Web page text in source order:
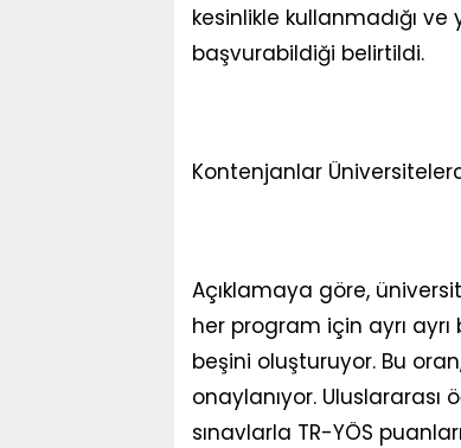
kesinlikle kullanmadığı ve
başvurabildiği belirtildi.
Kontenjanlar
Açıklamaya göre,
her program için ayrı ayrı
beşini oluşturuyor. Bu
onaylanıyor.
sınavlarla TR-YÖS